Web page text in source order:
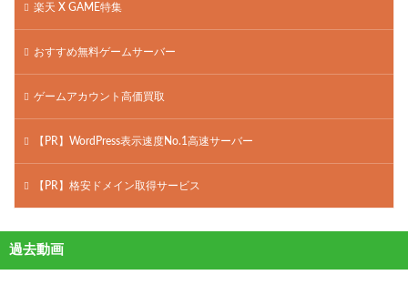
楽天 X GAME特集
おすすめ無料ゲームサーバー
ゲームアカウント高価買取
【PR】WordPress表示速度No.1高速サーバー
【PR】格安ドメイン取得サービス
過去動画